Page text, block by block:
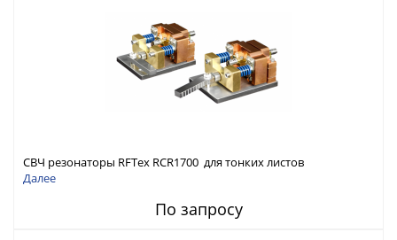
СВЧ резонаторы RFTex RCR1700 для тонких листов
Далее
По запросу